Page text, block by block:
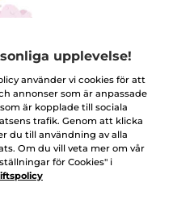
60 hektar
ekologiska odlingar
upplevelse!
använder vi cookies för att
annonser som är anpassade
är kopplade till sociala
trafik. Genom att klicka
du till användning av alla
Om du vill veta mer om vår
för Cookies" i